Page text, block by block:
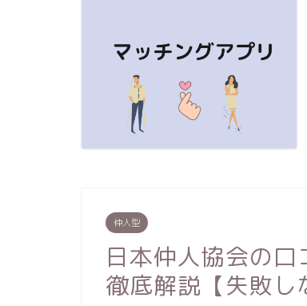
仲人型
日本仲人協会の
徹底解説【失敗し